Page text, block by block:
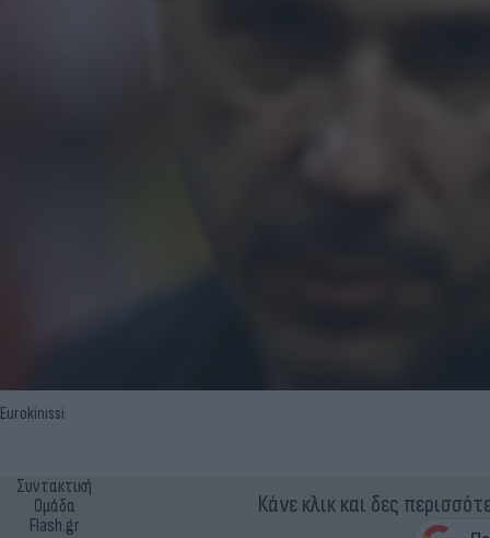
Eurokinissi
Συντακτική
Ομάδα
Flash.gr
Κάνε κλικ και δες